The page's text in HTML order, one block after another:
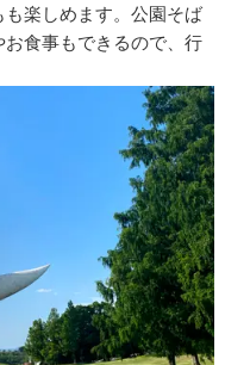
楽しめます。公園そば
食事もできるので、行